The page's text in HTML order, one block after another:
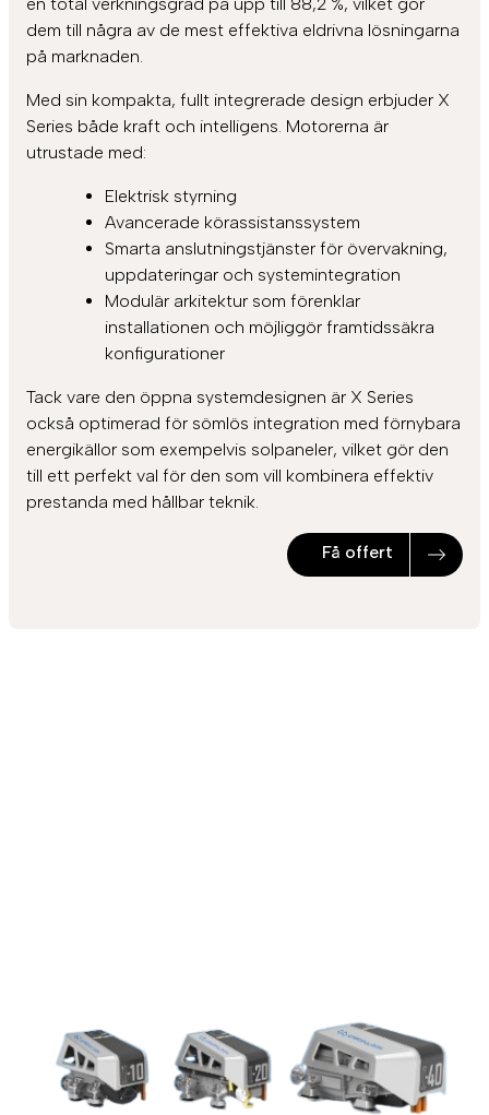
dem till några av de mest effektiva eldrivna lösningarna
på marknaden.
Med sin kompakta, fullt integrerade design erbjuder X
Series både kraft och intelligens. Motorerna är
utrustade med:
Elektrisk styrning
Avancerade körassistanssystem
Smarta anslutningstjänster för övervakning,
uppdateringar och systemintegration
Modulär arkitektur som förenklar
installationen och möjliggör framtidssäkra
konfigurationer
Tack vare den öppna systemdesignen är X Series
också optimerad för sömlös integration med förnybara
energikällor som exempelvis solpaneler, vilket gör den
till ett perfekt val för den som vill kombinera effektiv
prestanda med hållbar teknik.
Få offert